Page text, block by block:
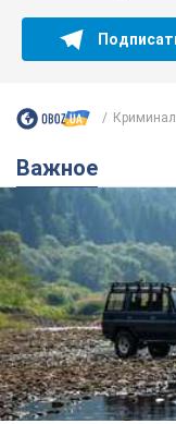
Важное